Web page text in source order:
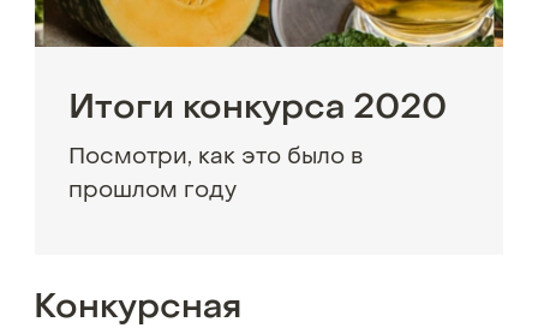
Итоги конкурса 2020
Посмотри, как это было в
прошлом году
Конкурсная